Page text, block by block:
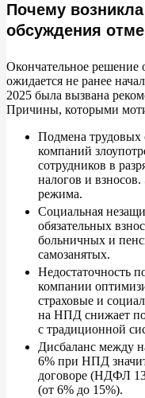
Как это
Сценарий 4:
Сценарий 5:
режимы
Добровольные
пенсию и
Суть
Как оформить:
Как избежать
Для компаний,
Для самозанятых:
Шаги и
Почему
обсуждения
Окончательное решение
ожидается не ранее
2025 была вызвана
Причины, которыми
Подмена
компаний
сотрудников в
налогов и
режима.
Социальная
обязательных
больничных и
самозанятых.
Недостаточность
компании
страховые и
на НПД снижает
с традиционной
Дисбаланс между
6% при НПД
договоре (НДФЛ
(от 6% до 15%).